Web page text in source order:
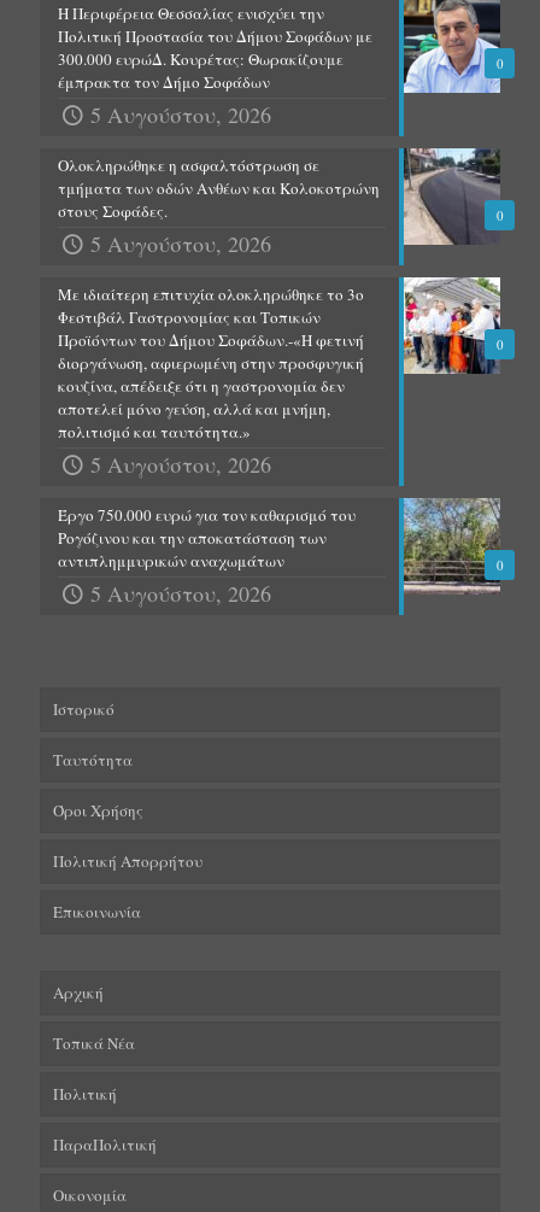
0
Η Περιφέρεια Θεσσαλίας ενισχύει την
Πολιτική Προστασία του Δήμου Σοφάδων με
300.000 ευρώΔ. Κουρέτας: Θωρακίζουμε
έμπρακτα τον Δήμο Σοφάδων
5 Αυγούστου, 2026
0
Ολοκληρώθηκε η ασφαλτόστρωση σε
τμήματα των οδών Ανθέων και Κολοκοτρώνη
στους Σοφάδες.
5 Αυγούστου, 2026
0
Με ιδιαίτερη επιτυχία ολοκληρώθηκε το 3ο
Φεστιβάλ Γαστρονομίας και Τοπικών
Προϊόντων του Δήμου Σοφάδων.-«Η φετινή
διοργάνωση, αφιερωμένη στην προσφυγική
κουζίνα, απέδειξε ότι η γαστρονομία δεν
αποτελεί μόνο γεύση, αλλά και μνήμη,
πολιτισμό και ταυτότητα.»
5 Αυγούστου, 2026
0
Έργο 750.000 ευρώ για τον καθαρισμό του
Ρογόζινου και την αποκατάσταση των
αντιπλημμυρικών αναχωμάτων
5 Αυγούστου, 2026
Ιστορικό
Ταυτότητα
Όροι Χρήσης
Πολιτική Απορρήτου
Επικοινωνία
Αρχική
Τοπικά Νέα
Πολιτική
ΠαραΠολιτική
Οικονομία